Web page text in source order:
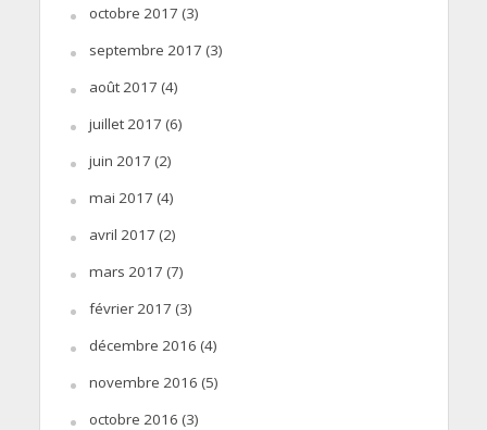
octobre 2017 (3)
septembre 2017 (3)
août 2017 (4)
juillet 2017 (6)
juin 2017 (2)
mai 2017 (4)
avril 2017 (2)
mars 2017 (7)
février 2017 (3)
décembre 2016 (4)
novembre 2016 (5)
octobre 2016 (3)